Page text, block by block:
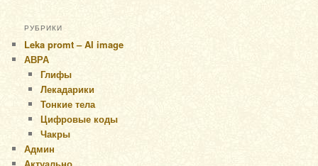
РУБРИКИ
Leka promt – AI image
АВРА
Глифы
Лекадарики
Тонкие тела
Цифровые коды
Чакры
Админ